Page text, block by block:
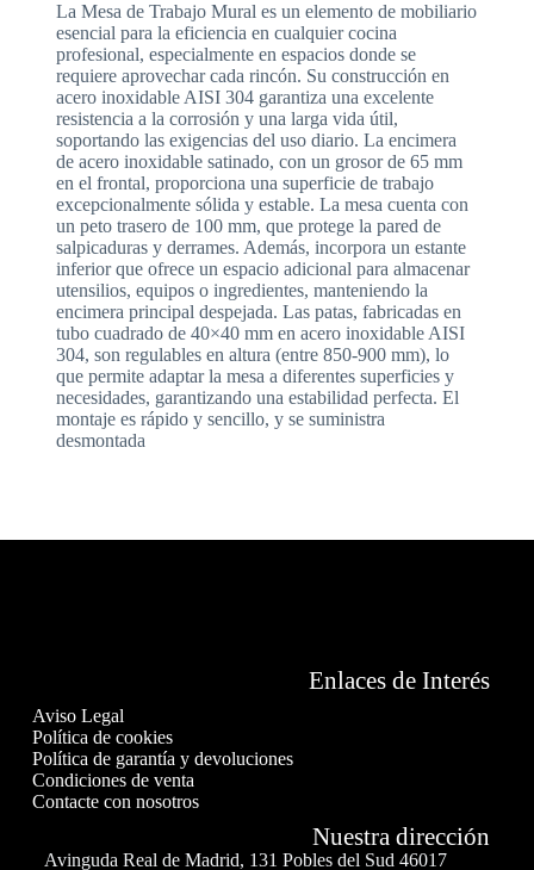
La Mesa de Trabajo Mural es un elemento de mobiliario
esencial para la eficiencia en cualquier cocina
profesional, especialmente en espacios donde se
requiere aprovechar cada rincón. Su construcción en
acero inoxidable AISI 304 garantiza una excelente
resistencia a la corrosión y una larga vida útil,
soportando las exigencias del uso diario. La encimera
de acero inoxidable satinado, con un grosor de 65 mm
en el frontal, proporciona una superficie de trabajo
excepcionalmente sólida y estable. La mesa cuenta con
un peto trasero de 100 mm, que protege la pared de
salpicaduras y derrames. Además, incorpora un estante
inferior que ofrece un espacio adicional para almacenar
utensilios, equipos o ingredientes, manteniendo la
encimera principal despejada. Las patas, fabricadas en
tubo cuadrado de 40×40 mm en acero inoxidable AISI
304, son regulables en altura (entre 850-900 mm), lo
que permite adaptar la mesa a diferentes superficies y
necesidades, garantizando una estabilidad perfecta. El
montaje es rápido y sencillo, y se suministra
desmontada
Enlaces de Interés
Aviso Legal
Política de cookies
Política de garantía y devoluciones
Condiciones de venta
Contacte con nosotros
Nuestra dirección
Avinguda Real de Madrid, 131 Pobles del Sud 46017